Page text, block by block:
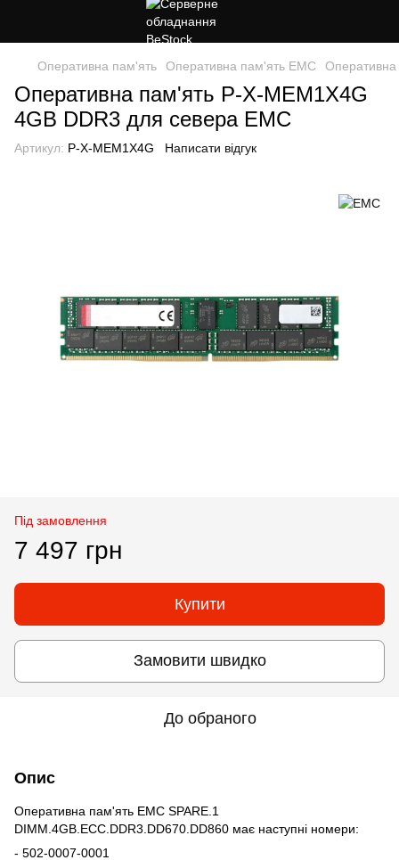
Оперативна пам'ять Оперативна пам'ять EMC Оперативна
Оперативна пам'ять P-X-MEM1X4G
4GB DDR3 для севера EMC
Артикул: P-X-MEM1X4G Написати відгук
Під замовлення
7 497 грн
Купити
Замовити швидко
До обраного
Опис
Оперативна пам'ять EMC SPARE.1
DIMM.4GB.ECC.DDR3.DD670.DD860 має наступні номери:
- 502-0007-0001